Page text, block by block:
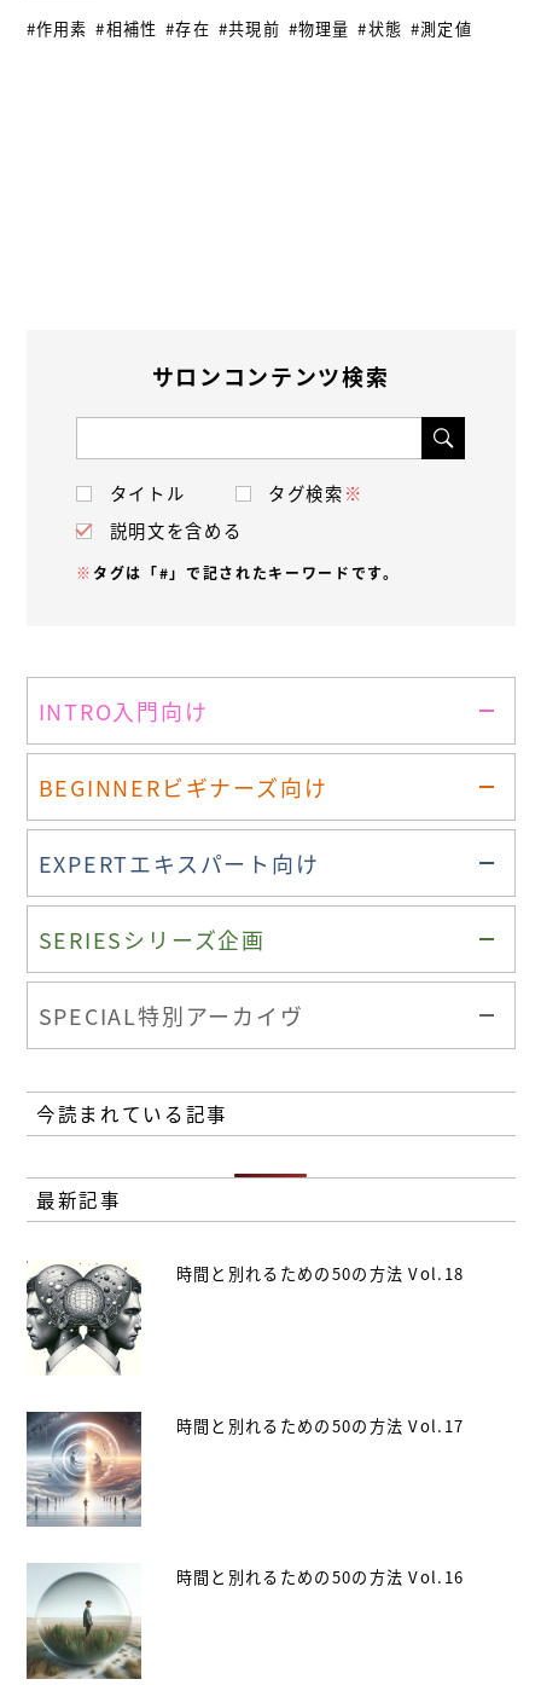
#作用素 #相補性 #存在 #共現前 #物理量 #状態 #測定値
サロンコンテンツ検索
タイトル タグ検索※
説明文を含める
※ タグは「#」で記されたキーワードです。
INTRO入門向け
BEGINNERビギナーズ向け
EXPERTエキスパート向け
SERIESシリーズ企画
SPECIAL特別アーカイヴ
今読まれている記事
最新記事
時間と別れるための50の方法 Vol.18
時間と別れるための50の方法 Vol.17
時間と別れるための50の方法 Vol.16